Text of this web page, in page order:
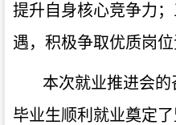
提升自身核心竞争力
遇， 积极争取优质岗位
本次就业推进会的
毕业生顺利就业奠定了